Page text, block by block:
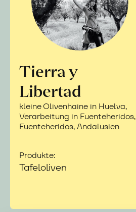
Tierra y
Libertad
kleine Olivenhaine in Huelva,
Verarbeitung in Fuenteheridos,
Fuenteheridos, Andalusien
Produkte:
Tafeloliven